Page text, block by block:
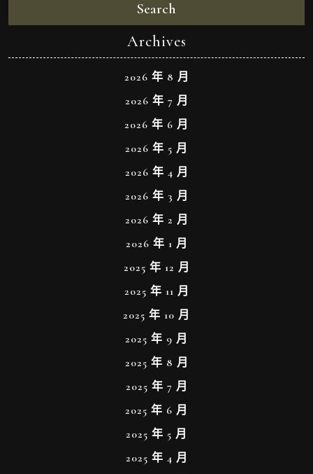
Search
Archives
2026 年 8 月
2026 年 7 月
2026 年 6 月
2026 年 5 月
2026 年 4 月
2026 年 3 月
2026 年 2 月
2026 年 1 月
2025 年 12 月
2025 年 11 月
2025 年 10 月
2025 年 9 月
2025 年 8 月
2025 年 7 月
2025 年 6 月
2025 年 5 月
2025 年 4 月